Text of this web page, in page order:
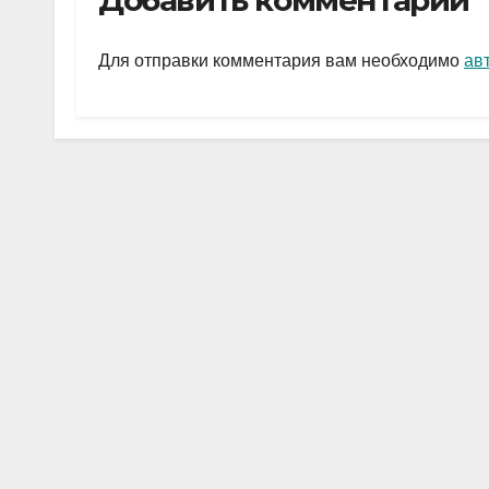
gr
a
s
A
p
а
в
ть
Для отправки комментария вам необходимо